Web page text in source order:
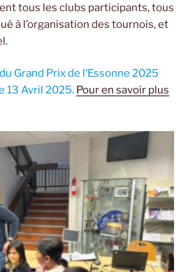
tous les clubs participants, tous
à l’organisation des tournois, et
Grand Prix de l’Essonne 2025
13 Avril 2025. Pour en savoir plus